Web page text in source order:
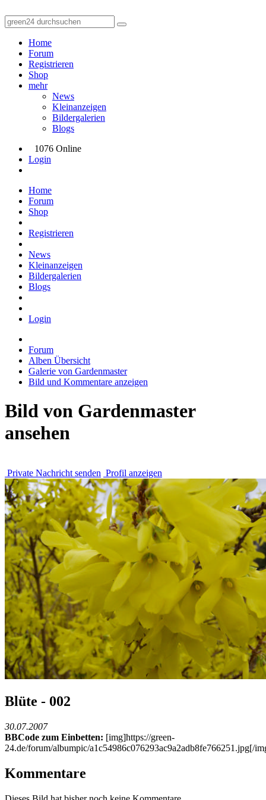
Home
Forum
Registrieren
Shop
mehr
News
Kleinanzeigen
Bildergalerien
Blogs
1076 Online
Login
Home
Forum
Shop
Registrieren
News
Kleinanzeigen
Bildergalerien
Blogs
Login
Forum
Alben Übersicht
Galerie von Gardenmaster
Bild und Kommentare anzeigen
Bild von Gardenmaster
ansehen
Private Nachricht senden Profil anzeigen
Blüte - 002
30.07.2007
BBCode zum Einbetten: [img]https://green-
24.de/forum/albumpic/a1c54986c076293ac9a2adb8fe766251.jpg[/
Kommentare